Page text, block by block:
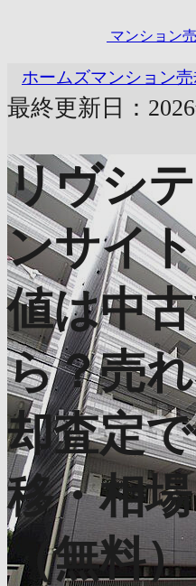
マンション
ホームズマンション売
最終更新日：
リヴシ
ンサイ
値は中
ら？売
却査定
移・相
（無料）